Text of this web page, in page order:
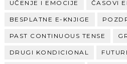
UČENJE I EMOCIJE ČASOVI
BESPLATNE E-KNJIGE
PAST CONTINUOUS TENSE
DRUGI KONDICIONAL